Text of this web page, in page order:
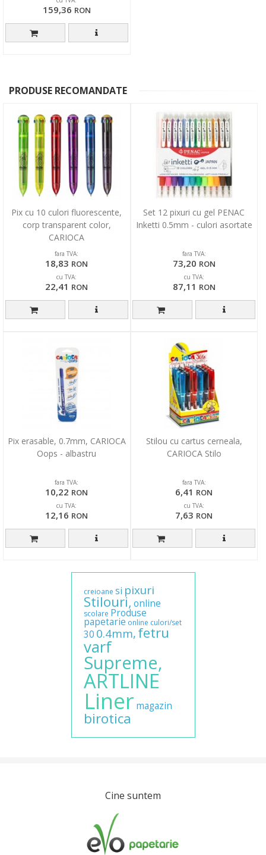
159,36 RON
PRODUSE RECOMANDATE
Pix cu 10 culori fluorescente,
corp transparent color,
CARIOCA
fara TVA:
18,83 RON
cu TVA:
22,41 RON
Set 12 pixuri cu gel PENAC
Inketti 0.5mm - culori asortate
fara TVA:
73,20 RON
cu TVA:
87,11 RON
Pix erasable, 0.7mm, CARIOCA
Oops - albastru
fara TVA:
10,22 RON
cu TVA:
12,16 RON
Stilou cu cartus cerneala,
CARIOCA Stilo
fara TVA:
6,41 RON
cu TVA:
7,63 RON
creioane si pixuri
Stilouri, online
scolare Produse
papetarie online culori/set
30 0.4mm,fetru
varf
Supreme,
ARTLINE
Liner magazin
birotica
Cine suntem